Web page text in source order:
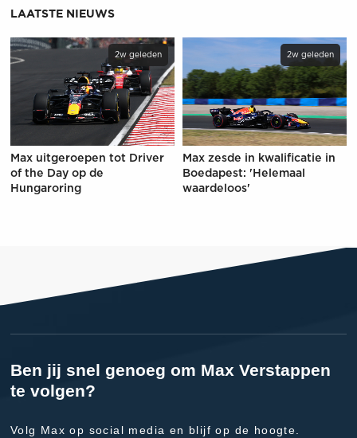
LAATSTE NIEUWS
2w geleden
Max uitgeroepen tot Driver
of the Day op de
Hungaroring
2w geleden
Max zesde in kwalificatie in
Boedapest: 'Helemaal
waardeloos'
Ben jij snel genoeg om Max Verstappen
te volgen?
Volg Max op social media en blijf op de hoogte.